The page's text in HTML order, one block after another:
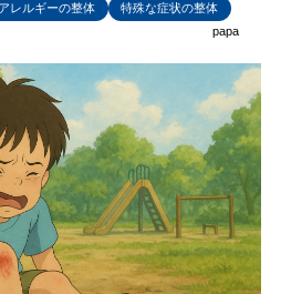
レルギーの整体
特殊な症状の整体
papa